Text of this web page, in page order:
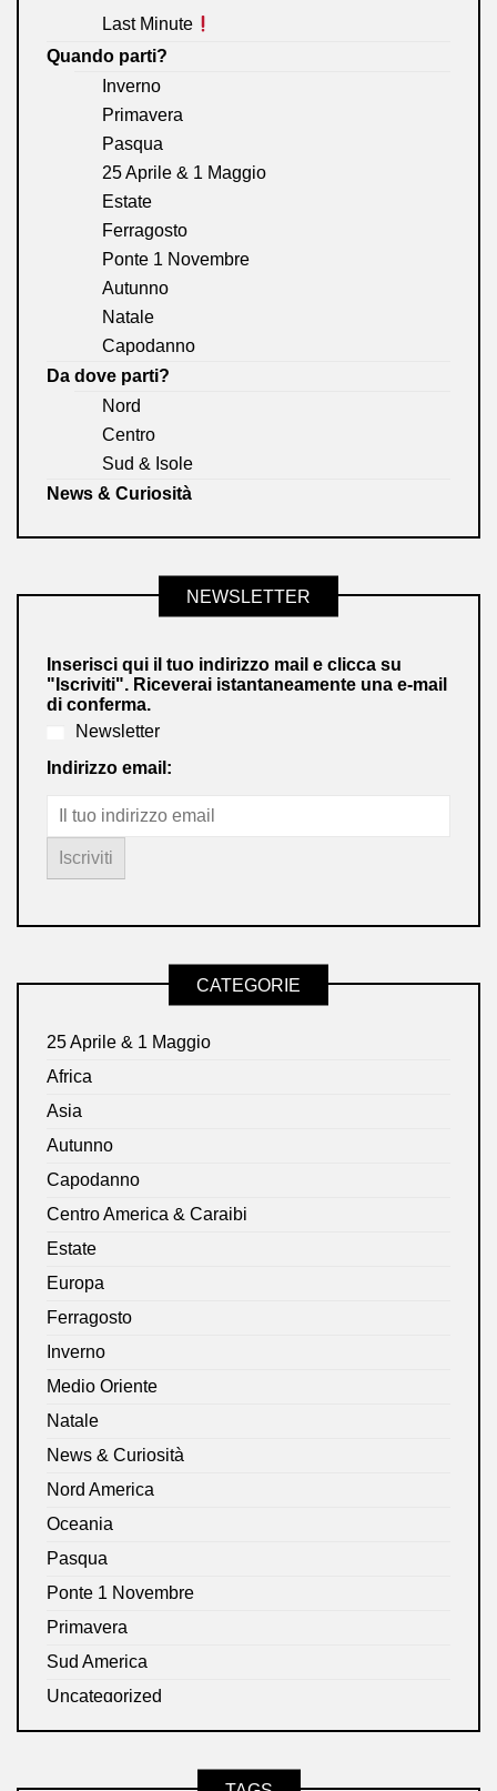
Last Minute
Quando parti?
Inverno
Primavera
Pasqua
25 Aprile & 1 Maggio
Estate
Ferragosto
Ponte 1 Novembre
Autunno
Natale
Capodanno
Da dove parti?
Nord
Centro
Sud & Isole
News & Curiosità
NEWSLETTER
Inserisci qui il tuo indirizzo mail e clicca su
"Iscriviti". Riceverai istantaneamente una e-mail
di conferma.
Newsletter
Indirizzo email:
CATEGORIE
25 Aprile & 1 Maggio
Africa
Asia
Autunno
Capodanno
Centro America & Caraibi
Estate
Europa
Ferragosto
Inverno
Medio Oriente
Natale
News & Curiosità
Nord America
Oceania
Pasqua
Ponte 1 Novembre
Primavera
Sud America
Uncategorized